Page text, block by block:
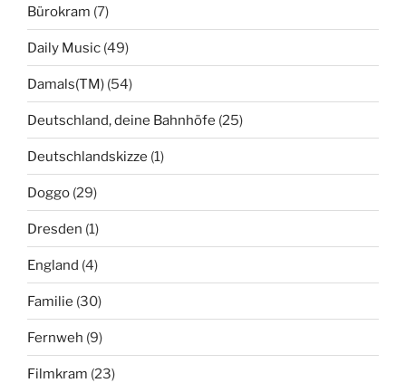
Bürokram (7)
Daily Music (49)
Damals(TM) (54)
Deutschland, deine Bahnhöfe (25)
Deutschlandskizze (1)
Doggo (29)
Dresden (1)
England (4)
Familie (30)
Fernweh (9)
Filmkram (23)